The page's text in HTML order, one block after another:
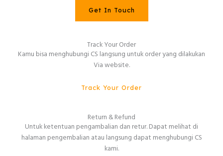
Get In Touch
Track Your Order
Kamu bisa menghubungi CS langsung untuk order yang dilakukan
Via website.
Track Your Order
Return & Refund
Untuk ketentuan pengambalian dan retur. Dapat melihat di
halaman pengembalian atau langsung dapat menghubungi CS
kami.